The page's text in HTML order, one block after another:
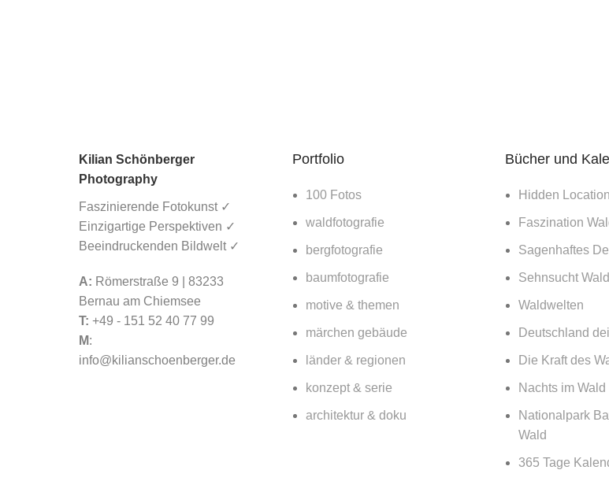
Ikonische Esche umgesägt – Warum wurde der Baum
Waldfotografie im Frühling
17. März 2026
Deutsche Post: Gewinnt ein KI Bild einen Fotowettbewerb und
Lorbeerwald Fanal auf Madeira – Lohnt sich ein Besuch für Fotografen
No Comments
Kilian Schönberger
Photography
Faszinierende Fotokunst ✓
Einzigartige Perspektiven ✓
Beeindruckenden Bildwelt ✓
A: Römerstraße 9 | 83233
Bernau am Chiemsee
T: +49 - 151 52 40 77 99
M:
info@kilianschoenberger.de
Portfolio
100 Fotos
waldfotografie
bergfotografie
baumfotografie
motive & themen
märchen gebäude
länder & regionen
konzept & serie
architektur & doku
Bücher und
Hidden
Faszination
Sagenhaftes
Sehnsucht Wald
Waldwelten
Deutschland
Die Kraft des
Nachts im Wald
Nationalpark
Wald
365 Tage